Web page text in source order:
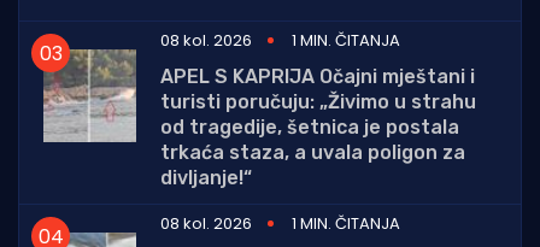
08 kol. 2026
1 MIN. ČITANJA
APEL S KAPRIJA Očajni mještani i
turisti poručuju: „Živimo u strahu
od tragedije, šetnica je postala
trkaća staza, a uvala poligon za
divljanje!“
08 kol. 2026
1 MIN. ČITANJA